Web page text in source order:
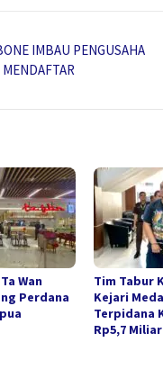
IMBAU PENGUSAHA
Wan
Perdana
Tim Tabur
Kejari
Terpidana
Rp5,7 Miliar